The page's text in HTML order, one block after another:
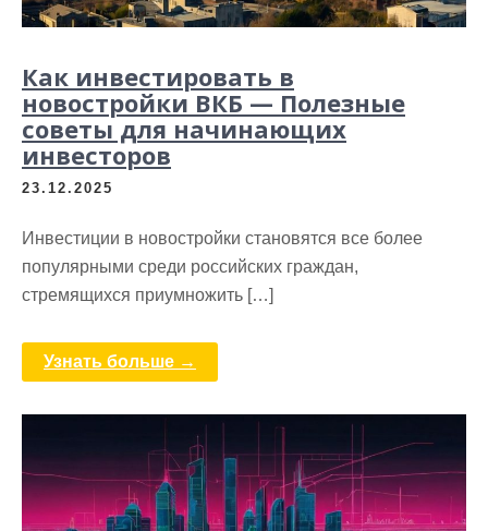
Как инвестировать в
новостройки ВКБ — Полезные
советы для начинающих
инвесторов
23.12.2025
Инвестиции в новостройки становятся все более
популярными среди российских граждан,
стремящихся приумножить […]
Узнать больше →